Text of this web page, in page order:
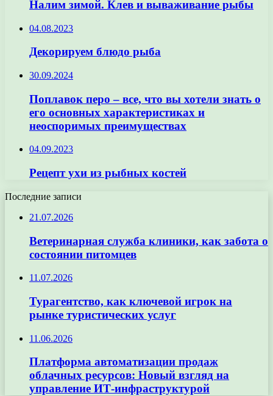
Налим зимой. Клев и вываживание рыбы
04.08.2023
Декорируем блюдо рыба
30.09.2024
Поплавок перо – все, что вы хотели знать о
его основных характеристиках и
неоспоримых преимуществах
04.09.2023
Рецепт ухи из рыбных костей
Последние записи
21.07.2026
Ветеринарная служба клиники, как забота о
состоянии питомцев
11.07.2026
Турагентство, как ключевой игрок на
рынке туристических услуг
11.06.2026
Платформа автоматизации продаж
облачных ресурсов: Новый взгляд на
управление ИТ-инфраструктурой